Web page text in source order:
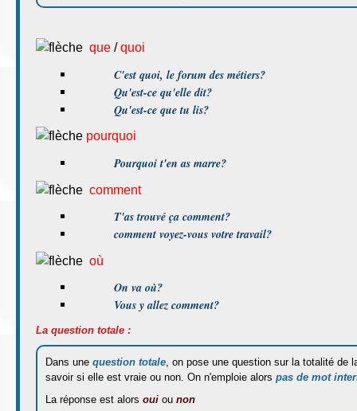
que /quoi
C'est quoi, le forum des métiers?
Qu'est-ce qu'elle dit?
Qu'est-ce que tu lis?
pourquoi
Pourquoi t'en as marre?
comment
T'as trouvé ça comment?
comment voyez-vous votre travail?
où
On va où?
Vous y allez comment?
La question totale :
Dans une question totale , on pose une question sur la totalité de
savoir si elle est vraie ou non. On n'emploie alors pas de mot
La réponse est alors oui ou non